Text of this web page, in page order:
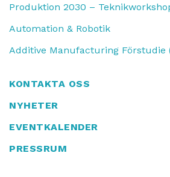
Produktion 2030 –
Automation & Robotik
Additive Manufacturing Förstudie
KONTAKTA OSS
NYHETER
EVENTKALENDER
PRESSRUM